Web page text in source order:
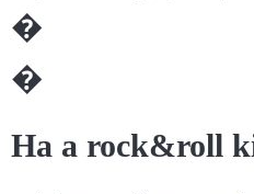
�
�
Ha a rock&roll